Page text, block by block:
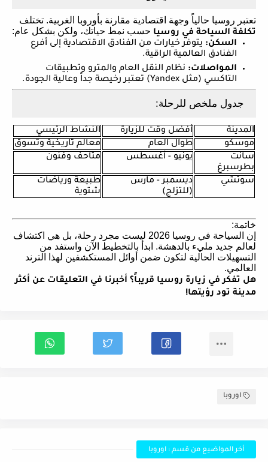
تعتبر روسيا حالياً وجهة اقتصادية مقارنة بأوروبا الغربية. تختلف
تكلفة السياحة في روسيا حسب نمط حياتك، ولكن بشكل عام:
السكن: يتوفر خيارات من الفنادق الاقتصادية إلى أفرع
الفنادق العالمية الراقية.
المواصلات: نظام النقل العام والمترو وتطبيقات
التاكسي (مثل Yandex) تعتبر رخيصة جداً وعالية الجودة.
جدول ملخص للرحلة:
المدينة أفضل وقت للزيارة
النشاط الرئيسي
موسكو
طوال العام
معالم تاريخية وتسوق
سانت
بطرسبرغ
يونيو - أغسطس متاحف وفنون
سوتشي
ديسمبر - مارس
(للتزلج)
طبيعة ورياضات
شتوية
خاتمة:
إن السياحة في روسيا 2026 ليست مجرد رحلة، بل هي اكتشاف
لعالم جديد مليء بالدهشة. ابدأ بالتخطيط الآن واستفد من
التسهيلات الحالية لتكون ضمن أوائل المستكشفين لهذا الترند
العالمي.
هل تفكر في زيارة روسيا قريباً؟ أخبرنا في التعليقات عن أكثر
مدينة تود رؤيتها!
اوروبا
أخر المواضيع من قسم : اوروبا